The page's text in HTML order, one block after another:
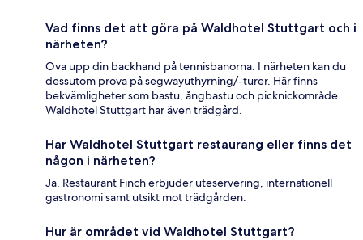
Vad finns det att göra på Waldhotel Stuttgart och i
närheten?
Öva upp din backhand på tennisbanorna. I närheten kan du
dessutom prova på segwayuthyrning/-turer. Här finns
bekvämligheter som bastu, ångbastu och picknickområde.
Waldhotel Stuttgart har även trädgård.
Har Waldhotel Stuttgart restaurang eller finns det
någon i närheten?
Ja, Restaurant Finch erbjuder uteservering, internationell
gastronomi samt utsikt mot trädgården.
Hur är området vid Waldhotel Stuttgart?